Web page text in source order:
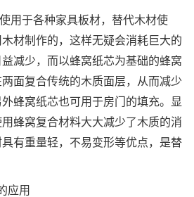
用于各种家具板材，替代木材使
材制作的，这样无疑会消耗巨大的
减少，而以蜂窝纸芯为基础的蜂窝
面复合传统的木质面层，从而减少
蜂窝纸芯也可用于房门的填充。显
蜂窝复合材料大大减少了木质的消
有重量轻，不易变形等优点，是替
应用